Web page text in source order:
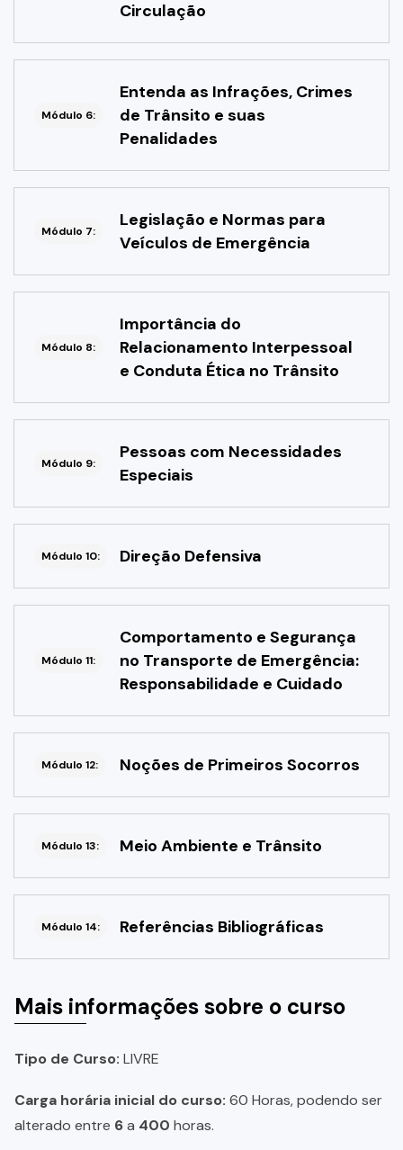
Circulação
Módulo 6:
Entenda as Infrações, Crimes
de Trânsito e suas
Penalidades
Módulo 7:
Legislação e Normas para
Veículos de Emergência
Módulo 8:
Importância do
Relacionamento Interpessoal
e Conduta Ética no Trânsito
Módulo 9:
Pessoas com Necessidades
Especiais
Módulo 10: Direção Defensiva
Módulo 11:
Comportamento e Segurança
no Transporte de Emergência:
Responsabilidade e Cuidado
Módulo 12: Noções de Primeiros Socorros
Módulo 13: Meio Ambiente e Trânsito
Módulo 14: Referências Bibliográficas
Mais informações sobre o curso
Tipo de Curso: LIVRE
Carga horária inicial do curso: 60 Horas, podendo ser
alterado entre 6a 400 horas.